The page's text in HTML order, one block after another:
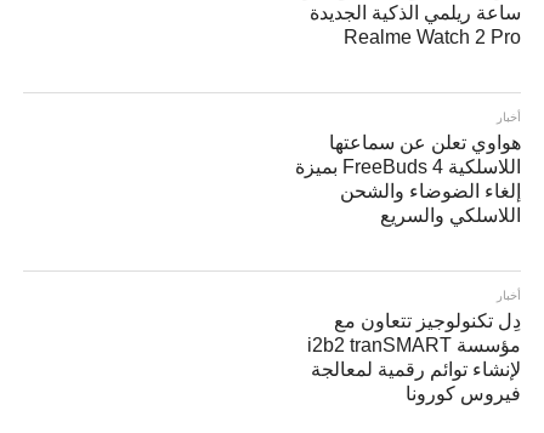
ساعة ريلمي الذكية الجديدة
Realme Watch 2 Pro
أخبار
هواوي تعلن عن سماعتها
اللاسلكية FreeBuds 4 بميزة
إلغاء الضوضاء والشحن
اللاسلكي والسريع
أخبار
دِل تكنولوجيز تتعاون مع
مؤسسة i2b2 tranSMART
لإنشاء توائم رقمية لمعالجة
فيروس كورونا